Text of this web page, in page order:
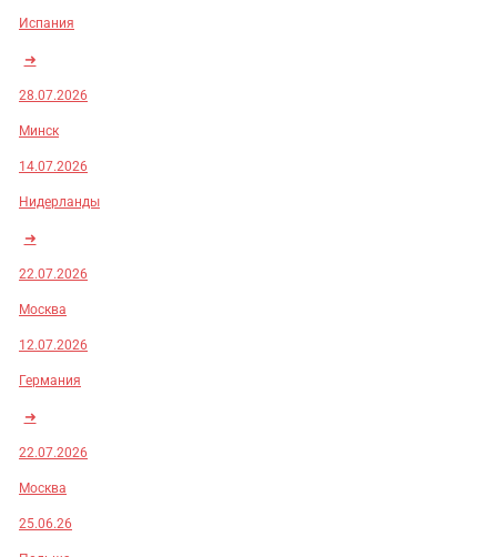
Испания
➜
28.07.2026
Минск
14.07.2026
Нидерланды
➜
22.07.2026
Москва
12.07.2026
Германия
➜
22.07.2026
Москва
25.06.26